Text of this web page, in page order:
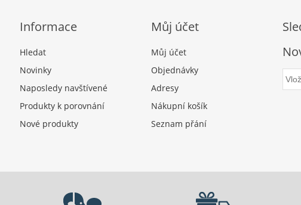
Informace
Hledat
Novinky
Naposledy navštívené
Produkty k porovnání
Nové produkty
Můj účet
Můj účet
Objednávky
Adresy
Nákupní košík
Seznam přání